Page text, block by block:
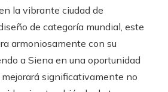
la vibrante ciudad de
de categoría mundial, este
armoniosamente con su
a Siena en una oportunidad
mejorará significativamente no